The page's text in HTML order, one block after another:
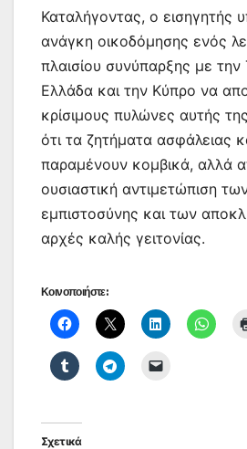
Καταλήγοντας, ο εισηγητής
ανάγκη οικοδόμησης ενός
πλαισίου συνύπαρξης με την
Ελλάδα και την Κύπρο να
κρίσιμους πυλώνες αυτής
ότι τα ζητήματα ασφάλειας
παραμένουν κομβικά, αλλά
ουσιαστική αντιμετώπιση
εμπιστοσύνης και των
αρχές καλής γειτονίας.
Κοινοποιήστε:
Σχετικά